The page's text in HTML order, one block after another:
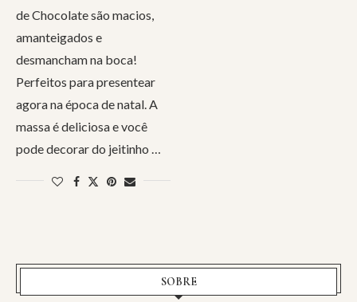
de Chocolate são macios,
amanteigados e
desmancham na boca!
Perfeitos para presentear
agora na época de natal. A
massa é deliciosa e você
pode decorar do jeitinho …
SOBRE